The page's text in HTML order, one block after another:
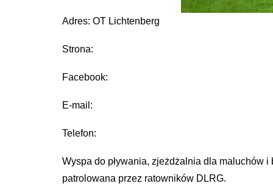
Adres: OT Lichtenberg
Strona:
Facebook:
E-mail:
Telefon:
Wyspa do pływania, zjeżdżalnia dla maluchów
patrolowana przez ratowników DLRG.